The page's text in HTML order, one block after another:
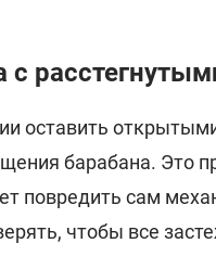
оставить
барабана. Это
повредить сам
чтобы все